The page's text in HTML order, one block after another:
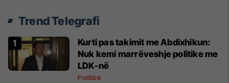
Trend Telegrafi
Kurti pas takimit me Abdixhikun:
Nuk kemi marrëveshje politike me
LDK-në
Politikë